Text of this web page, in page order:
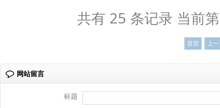
共有 25 条记录 当前
首页 上
网站留言
标题